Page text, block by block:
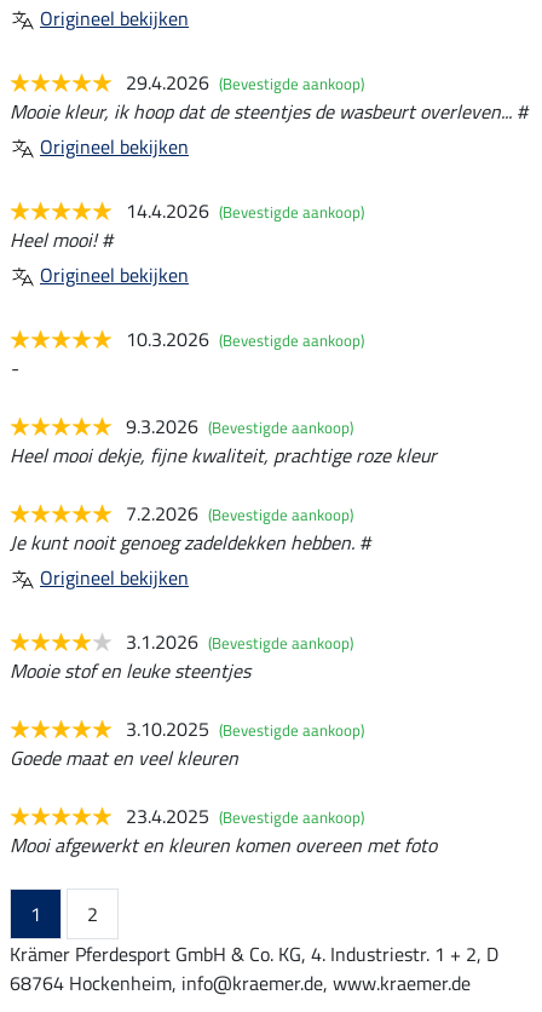
Origineel bekijken
29.4.2026 (Bevestigde aankoop)
Mooie kleur, ik hoop dat de steentjes de wasbeurt overleven... #
Origineel bekijken
14.4.2026 (Bevestigde aankoop)
Heel mooi! #
Origineel bekijken
10.3.2026 (Bevestigde aankoop)
-
9.3.2026 (Bevestigde aankoop)
Heel mooi dekje, fijne kwaliteit, prachtige roze kleur
7.2.2026 (Bevestigde aankoop)
Je kunt nooit genoeg zadeldekken hebben. #
Origineel bekijken
3.1.2026 (Bevestigde aankoop)
Mooie stof en leuke steentjes
3.10.2025 (Bevestigde aankoop)
Goede maat en veel kleuren
23.4.2025 (Bevestigde aankoop)
Mooi afgewerkt en kleuren komen overeen met foto
1
2
Krämer Pferdesport GmbH & Co. KG, 4. Industriestr. 1 + 2, D
68764 Hockenheim, info@kraemer.de, www.kraemer.de